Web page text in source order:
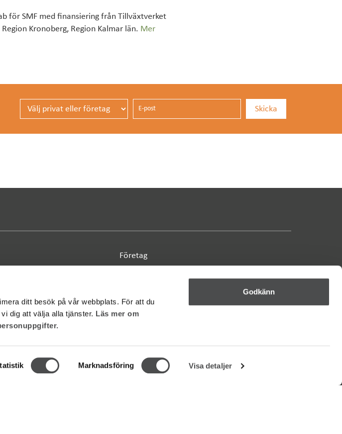
ditt besök på vår webbplats. För att du
dig att välja alla tjänster. Läs mer om
Marknadsföring Visa detaljer
Godkänn
för SMF med finansiering från Tillväxtverket
Kronoberg, Region Kalmar län. Mer
Privat eller företag E-post
Företag
Driftinformation
Om webbplatsen